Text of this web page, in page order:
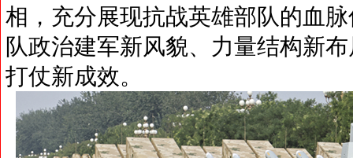
相，充分展现抗战英雄部队的血
队政治建军新风貌、力量结构新
打仗新成效。